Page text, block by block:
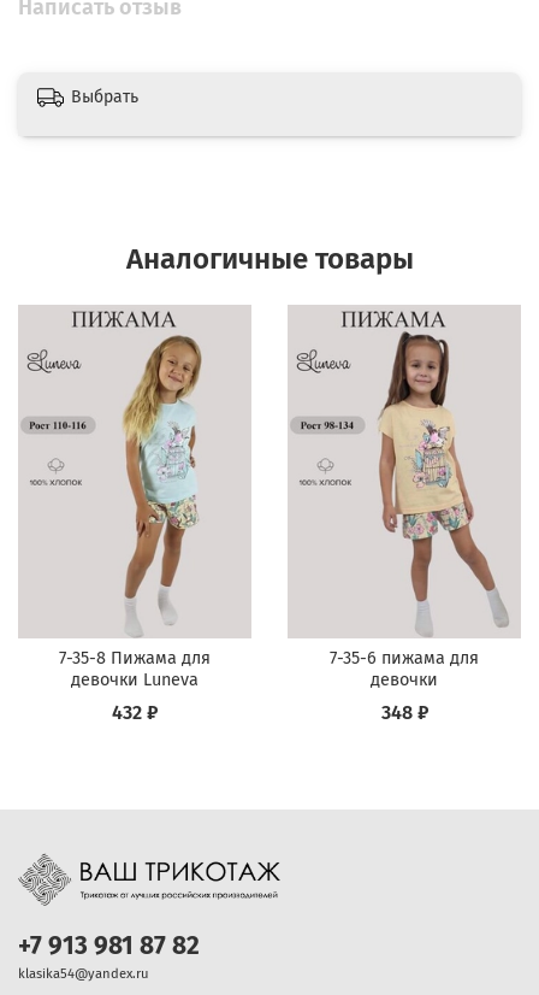
Написать отзыв
Выбрать
Аналогичные товары
7-35-8 Пижама для
девочки Luneva
432 ₽
7-35-6 пижама для
девочки
348 ₽
+7 913 981 87 82
klasika54@yandex.ru